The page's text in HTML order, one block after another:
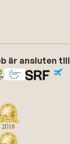
är ansluten till